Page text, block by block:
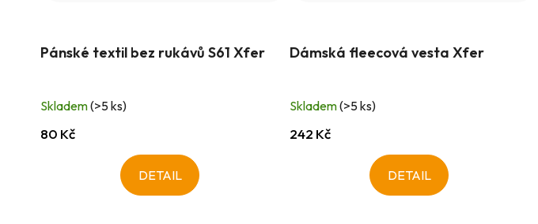
Pánské textil bez rukávů S61 Xfer
Skladem(>5 ks)
80 Kč
DETAIL
Dámská fleecová vesta Xfer
Skladem(>5 ks)
242 Kč
DETAIL